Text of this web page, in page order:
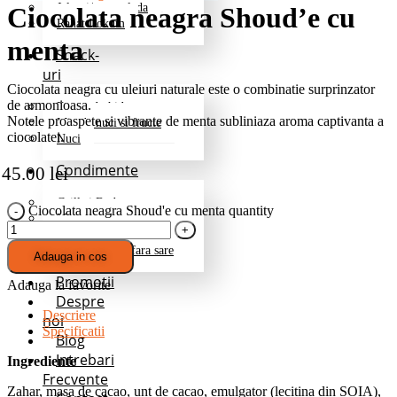
Jeleuri/marmelada
Rahat Lokum
Snack-
uri
Fructe deshidratate
Mix de nuci si fructe
Nuci
Condimente
Grill si Barbeque
Mixuri de baza
Professional – fara sare
Promotii
Despre
noi
Blog
Intrebari
Frecvente
Ciocolata neagra Shoud’e cu
menta
Ciocolata neagra cu uleiuri naturale este o combinatie surprinzator
de armonioasa.
Notele proaspete si vibrante de menta subliniaza aroma captivanta a
ciocolatei.
45.00 lei
Ciocolata neagra Shoud'e cu menta quantity
Adauga in cos
Adauga la favorite
Descriere
Specificatii
Ingrediente
Zahar, masa de cacao, unt de cacao, emulgator (lecitina din SOIA),